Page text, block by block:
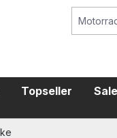
Topseller